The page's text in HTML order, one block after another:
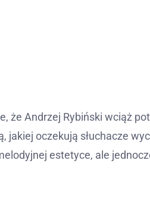
że Andrzej Rybiński wciąż
jakiej oczekują słuchacze
estetyce, ale